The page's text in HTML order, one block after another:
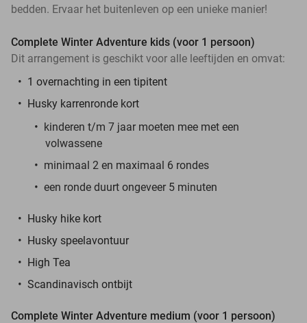
bedden. Ervaar het buitenleven op een unieke manier!
Complete Winter Adventure kids (voor 1 persoon)
Dit arrangement is geschikt voor alle leeftijden en omvat:
1 overnachting in een tipitent
Husky karrenronde kort
kinderen t/m 7 jaar moeten mee met een
volwassene
minimaal 2 en maximaal 6 rondes
een ronde duurt ongeveer 5 minuten
Husky hike kort
Husky speelavontuur
High Tea
Scandinavisch ontbijt
Complete Winter Adventure medium (voor 1 persoon)